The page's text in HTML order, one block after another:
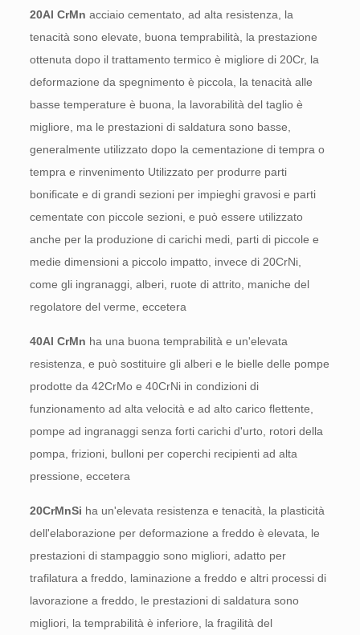
20Al CrMn acciaio cementato, ad alta resistenza, la
tenacità sono elevate, buona temprabilità, la prestazione
ottenuta dopo il trattamento termico è migliore di 20Cr, la
deformazione da spegnimento è piccola, la tenacità alle
basse temperature è buona, la lavorabilità del taglio è
migliore, ma le prestazioni di saldatura sono basse,
generalmente utilizzato dopo la cementazione di tempra o
tempra e rinvenimento Utilizzato per produrre parti
bonificate e di grandi sezioni per impieghi gravosi e parti
cementate con piccole sezioni, e può essere utilizzato
anche per la produzione di carichi medi, parti di piccole e
medie dimensioni a piccolo impatto, invece di 20CrNi,
come gli ingranaggi, alberi, ruote di attrito, maniche del
regolatore del verme, eccetera
40Al CrMn ha una buona temprabilità e un'elevata
resistenza, e può sostituire gli alberi e le bielle delle pompe
prodotte da 42CrMo e 40CrNi in condizioni di
funzionamento ad alta velocità e ad alto carico flettente,
pompe ad ingranaggi senza forti carichi d'urto, rotori della
pompa, frizioni, bulloni per coperchi recipienti ad alta
pressione, eccetera
20CrMnSi ha un'elevata resistenza e tenacità, la plasticità
dell'elaborazione per deformazione a freddo è elevata, le
prestazioni di stampaggio sono migliori, adatto per
trafilatura a freddo, laminazione a freddo e altri processi di
lavorazione a freddo, le prestazioni di saldatura sono
migliori, la temprabilità è inferiore, la fragilità del